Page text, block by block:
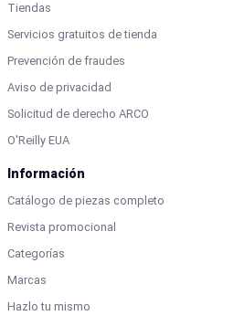
Tiendas
Servicios gratuitos de tienda
Prevención de fraudes
Aviso de privacidad
Solicitud de derecho ARCO
O'Reilly EUA
Información
Catálogo de piezas completo
Revista promocional
Categorías
Marcas
Hazlo tu mismo